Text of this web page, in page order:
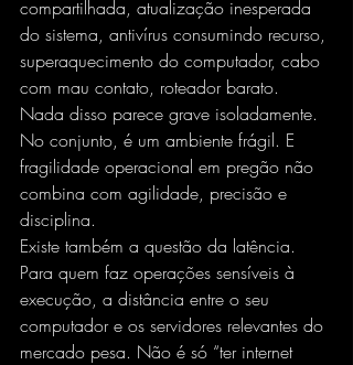
compartilhada, atualização inesperada
do sistema, antivírus consumindo recurso,
superaquecimento do computador, cabo
com mau contato, roteador barato.
Nada disso parece grave isoladamente.
No conjunto, é um ambiente frágil. E
fragilidade operacional em pregão não
combina com agilidade, precisão e
disciplina.
Existe também a questão da latência.
Para quem faz operações sensíveis à
execução, a distância entre o seu
computador e os servidores relevantes do
mercado pesa. Não é só “ter internet